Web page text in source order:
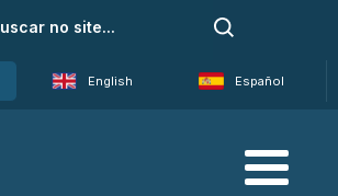
English Español